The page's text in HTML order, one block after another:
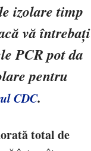
izolare timp
vă întrebați
PCR pot da
pentru
CDC.
total de